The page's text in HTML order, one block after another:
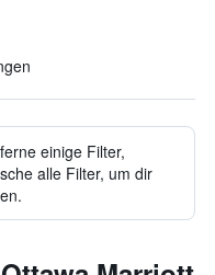
einige Filter,
alle Filter, um dir